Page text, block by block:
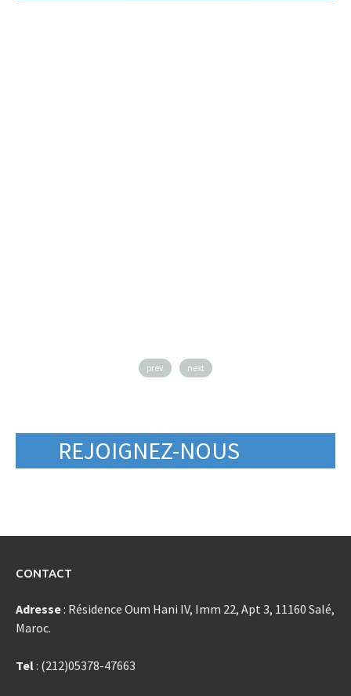
prev next
REJOIGNEZ-NOUS
CONTACT
Adresse: Résidence Oum Hani IV, Imm 22, Apt 3, 11160 Salé,
Maroc.
Tel: (212)05378-47663